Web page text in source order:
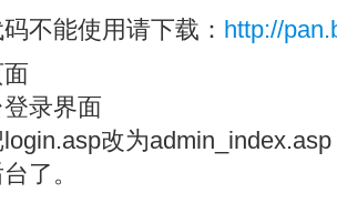
不能使用请下载： http://
录界面
改为admin_index.asp
了。